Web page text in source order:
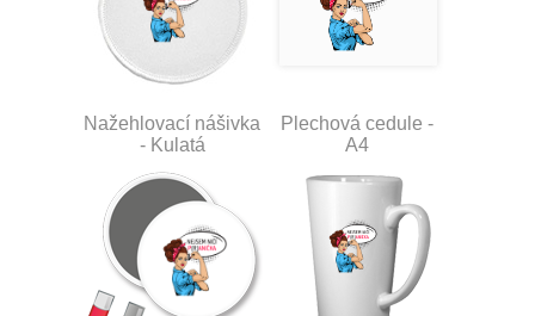
Nažehlovací nášivka
- Kulatá
Plechová cedule -
A4